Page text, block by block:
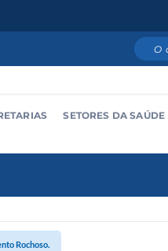
SETORES DA SAÚDE
Rochoso.